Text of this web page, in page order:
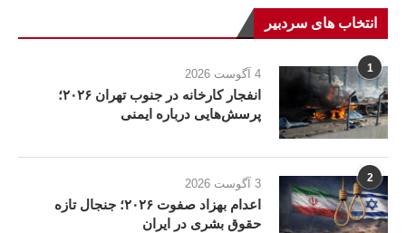
انتخاب های سردبیر
1 4 آگوست 2026
انفجار کارخانه در جنوب تهران ۲۰۲۶؛
پرسش‌هایی درباره ایمنی
2 3 آگوست 2026
اعدام بهزاد صفوت ۲۰۲۶؛ جنجال تازه
حقوق بشری در ایران